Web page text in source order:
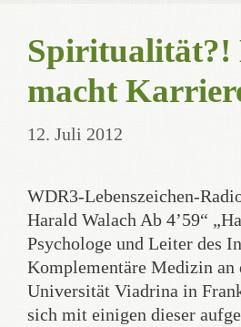
Spiritualität?!
macht
12. Juli 2012
WDR3-Lebenszeichen-
Harald Walach Ab 4’59“
Psychologe und Leiter des
Komplementäre Medizin an
Universität Viadrina in
sich mit einigen dieser